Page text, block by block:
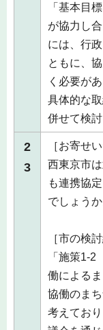
「基本目
が協力し
には、行
ともに、
く必要が
具体的な
併せて検討
2
3
［お寄せ
西東京市
も連携協
でしょう
［市の検
「施策1-
働による
協働のま
考えてお